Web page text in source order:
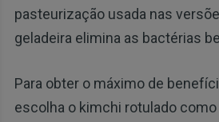
pasteurização usada nas
geladeira elimina as bactérias
Para obter o máximo de
escolha o kimchi rotulado como